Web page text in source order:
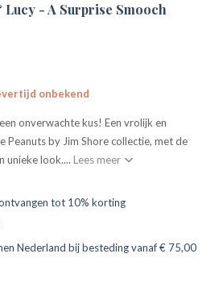
- A Surprise Smooch
onbekend
onverwachte kus! Een vrolijk en
Peanuts by Jim Shore collectie, met de
unieke look.... Lees meer
tot 10% korting
Nederland bij besteding vanaf € 75,00